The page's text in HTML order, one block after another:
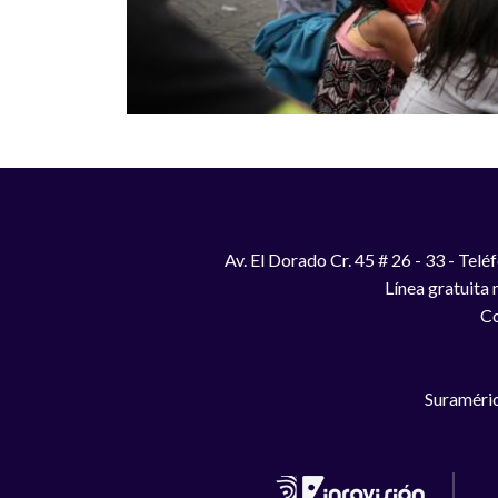
Av. El Dorado Cr. 45 # 26 - 33 -
Línea gratuita